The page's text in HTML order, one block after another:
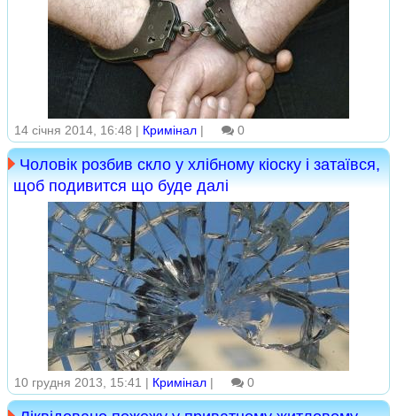
14 січня 2014, 16:48 | Кримінал | 0
Чоловік розбив скло у хлібному кіоску і затаївся,
щоб подивится що буде далі
10 грудня 2013, 15:41 | Кримінал | 0